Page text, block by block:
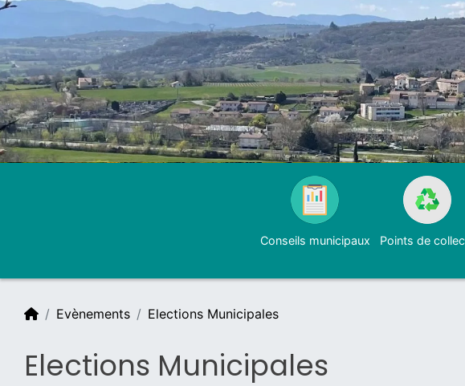
Conseils municipaux Points de
Evènements Elections Municipales
Elections Municipales